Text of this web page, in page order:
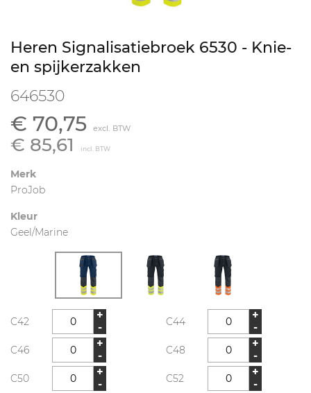
Heren Signalisatiebroek 6530 - Knie-
en spijkerzakken
646530
€ 70,75 excl. BTW
€ 85,61 incl. BTW
Merk
ProJob
Kleur
Geel/Marine
C42
+
-
C44
+
-
C46
+
-
C48
+
-
C50
+
-
C52
+
-